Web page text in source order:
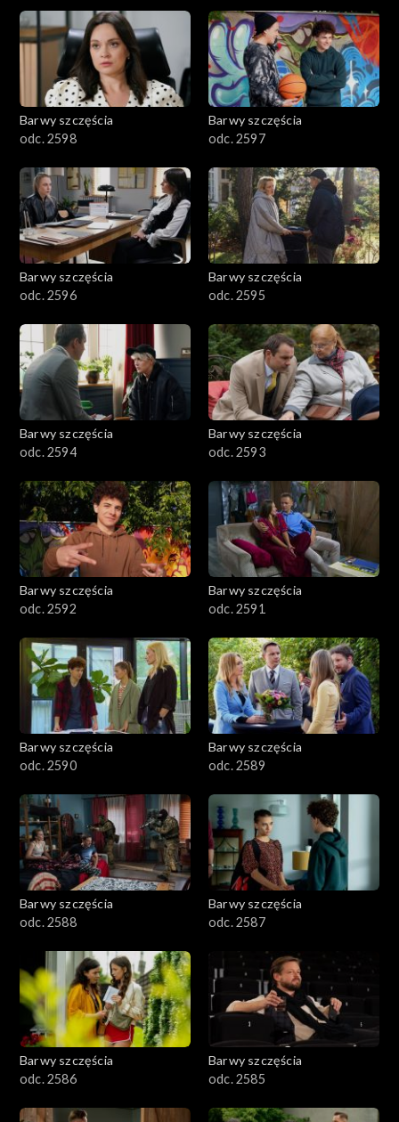
2901-3000
2801–2900
2701–2800
2501–2600
2401–2500
2301–2400
2201–2300
2101–2200
2001–2100
1801–1900
1701–1800
1601–1700
1501–1600
1401–1500
1301–1400
1101–1200
1001–1100
901–1000
801–900
782–800
Barwy szczęścia
odc. 2598
Barwy szczęścia
odc. 2597
Barwy szczęścia
odc. 2596
Barwy szczęścia
odc. 2595
Barwy szczęścia
odc. 2594
Barwy szczęścia
odc. 2593
Barwy szczęścia
odc. 2592
Barwy szczęścia
odc. 2591
Barwy szczęścia
odc. 2590
Barwy szczęścia
odc. 2589
Barwy szczęścia
odc. 2588
Barwy szczęścia
odc. 2587
Barwy szczęścia
odc. 2586
Barwy szczęścia
odc. 2585